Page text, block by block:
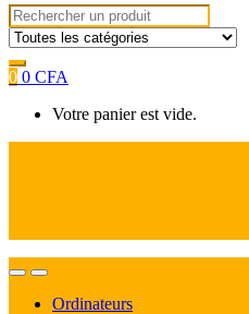
Search
for:
0 0 CFA
Votre panier est vide.
Ordinateurs